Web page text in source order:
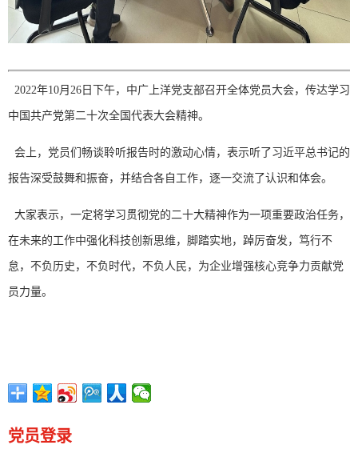
2022年10月26日下午，中广上洋党支部召开全体党员大会，传达学习
中国共产党第二十次全国代表大会精神。
会上，党员们畅谈聆听报告时的激动心情，表示听了习近平总书记的
报告深受鼓舞和振奋，并结合各自工作，逐一交流了认识和体会。
大家表示，一定将学习贯彻党的二十大精神作为一项重要政治任务，
在未来的工作中强化科技创新思维，脚踏实地，踔厉奋发，笃行不
怠，不负历史，不负时代，不负人民，为企业增强核心竞争力贡献党
员力量。
党员登录